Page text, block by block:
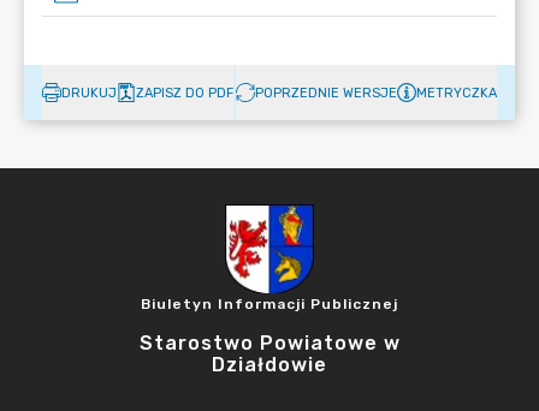
DRUKUJ ZAPISZ DO PDF POPRZEDNIE WERSJE METRYCZKA
Biuletyn Informacji Publicznej
Starostwo Powiatowe w
Działdowie